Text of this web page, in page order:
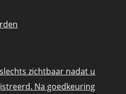
zichtbaar nadat u
Na goedkeuring